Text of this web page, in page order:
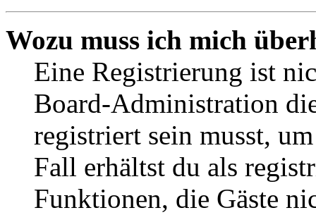
Wozu muss ich mich
Eine Registrierung ist
Board-Administration
registriert sein musst,
Fall erhältst du als
Funktionen, die Gäste